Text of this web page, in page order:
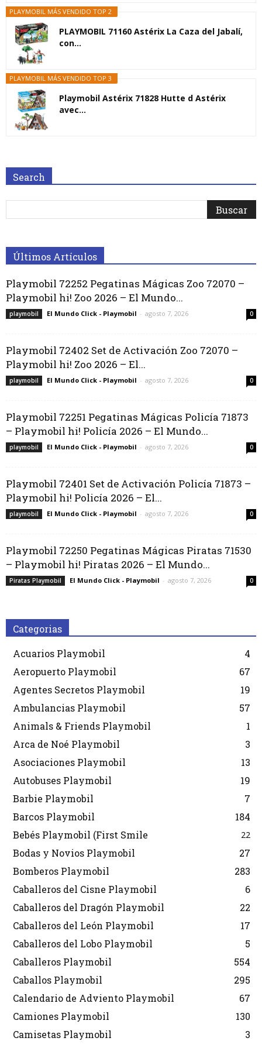
PLAYMOBIL MÁS VENDIDO TOP 2
PLAYMOBIL 71160 Astérix La Caza del Jabalí,
con...
PLAYMOBIL MÁS VENDIDO TOP 3
Playmobil Astérix 71828 Hutte d Astérix
avec...
Search
Últimos Artículos
Playmobil 72252 Pegatinas Mágicas Zoo 72070 –
Playmobil hi! Zoo 2026 – El Mundo...
playmobil El Mundo Click - Playmobil - agosto 7, 2026 0
Playmobil 72402 Set de Activación Zoo 72070 –
Playmobil hi! Zoo 2026 – El...
playmobil El Mundo Click - Playmobil - agosto 7, 2026 0
Playmobil 72251 Pegatinas Mágicas Policía 71873
– Playmobil hi! Policía 2026 – El Mundo...
playmobil El Mundo Click - Playmobil - agosto 7, 2026 0
Playmobil 72401 Set de Activación Policía 71873 –
Playmobil hi! Policía 2026 – El...
playmobil El Mundo Click - Playmobil - agosto 7, 2026 0
Playmobil 72250 Pegatinas Mágicas Piratas 71530
– Playmobil hi! Piratas 2026 – El Mundo...
Piratas Playmobil El Mundo Click - Playmobil - agosto 7, 2026 0
Categorias
Acuarios Playmobil
4
Aeropuerto Playmobil
67
Agentes Secretos Playmobil
19
Ambulancias Playmobil
57
Animals & Friends Playmobil
1
Arca de Noé Playmobil
3
Asociaciones Playmobil
13
Autobuses Playmobil
19
Barbie Playmobil
7
Barcos Playmobil
184
Bebés Playmobil (First Smile
22
Bodas y Novios Playmobil
27
Bomberos Playmobil
283
Caballeros del Cisne Playmobil
6
Caballeros del Dragón Playmobil
22
Caballeros del León Playmobil
17
Caballeros del Lobo Playmobil
5
Caballeros Playmobil
554
Caballos Playmobil
295
Calendario de Adviento Playmobil
67
Camiones Playmobil
130
Camisetas Playmobil
3